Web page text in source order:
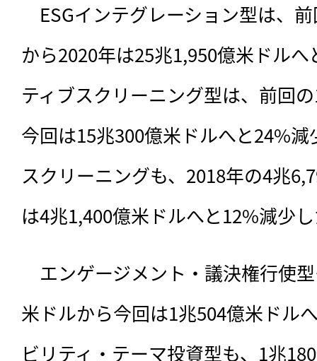
ESGインテグレーション型は、
から2020年は25兆1,950億米ドル
ティブスクリーニング型は、前回
今回は15兆300億米ドルへと24%
スクリーニングも、2018年の4兆
は4兆1,400億米ドルへと12%減少
エンゲージメント・議決権行使
米ドルから今回は1兆504億米ドル
ビリティ・テーマ投資型も、1兆